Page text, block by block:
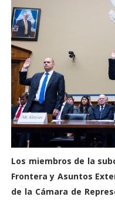
Los miembros de la
Frontera y Asuntos
de la Cámara de